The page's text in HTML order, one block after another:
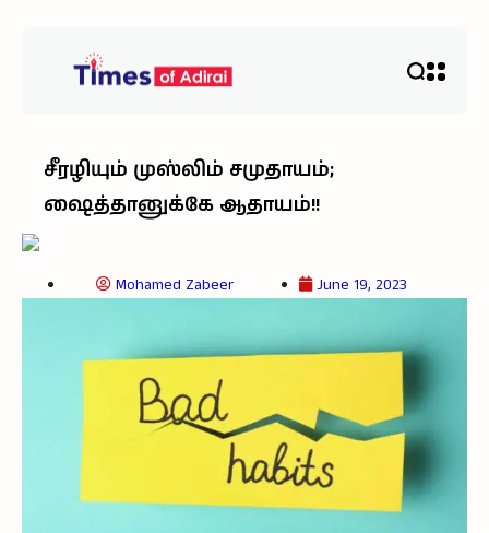
சீரழியும் முஸ்லிம் சமுதாயம்;
ஷைத்தானுக்கே ஆதாயம்!!
Mohamed Zabeer June 19, 2023